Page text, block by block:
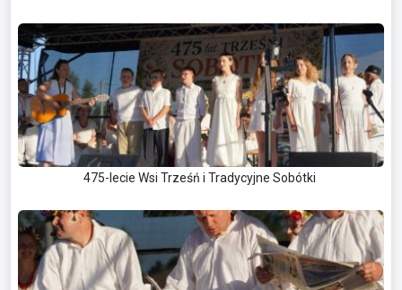
475-lecie Wsi Trześń i Tradycyjne Sobótki